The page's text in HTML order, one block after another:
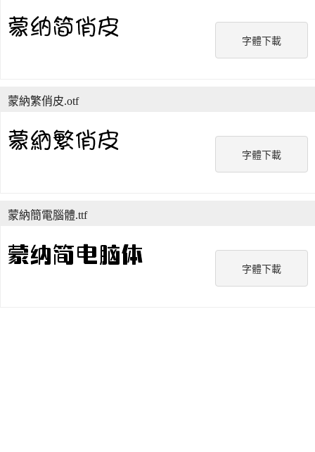
字體下載
字體下載
蒙納繁俏皮.otf
字體下載
蒙納簡電腦體.ttf